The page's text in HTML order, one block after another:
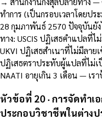
ทำการ (เป็นกรอบเวลาโดยป
28 กุมภาพันธ์ 2570 ปัจจุบันยั
ทาง: USCIS ปฏิเสธคำแปลที่
UKVI ปฏิเสธสำเนาที่ไม่มีลา
ปฏิเสธตราประทับผู้แปลที่ไม่เ
NAATI อายุเกิน 3 เดือน — เร
หัวข้อที่ 20 · การจัดทำ
ประกอบวิชาชีพในต่างป